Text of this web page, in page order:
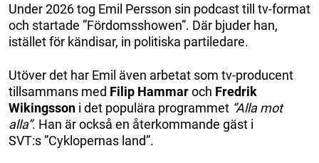
Under 2026 tog Emil Persson sin podcast till tv-format
och startade ”Fördomsshowen”. Där bjuder han,
istället för kändisar, in politiska partiledare.
Utöver det har Emil även arbetat som tv-producent
tillsammans med Filip Hammaroch Fredrik
Wikingsson i det populära programmet ”Alla mot
alla”. Han är också en återkommande gäst i
SVT:s ”Cyklopernas land”.